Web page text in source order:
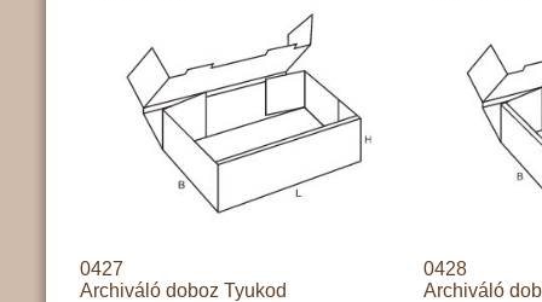
0427
Archiváló doboz Tyukod
0428
Archiváló